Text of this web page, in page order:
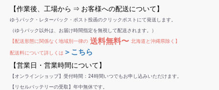
【作業後、工場から ⇒ お客様への配送について】
ゆうパック・レターパック・ポスト投函のクリックポストにて発送します。
（ゆうパック以外は、お届け時間指定を無視して配送されます。）
【配送形態に関係なく地域別一律の 送料無料〜 北海道と沖縄県除く】
配送料について詳しくは ＞こちら
【営業日・営業時間について】
【オンラインショップ】受付時間：24時間いつでもお申し込みいただけます。
【リセルバッテリーの受取】年中無休です。